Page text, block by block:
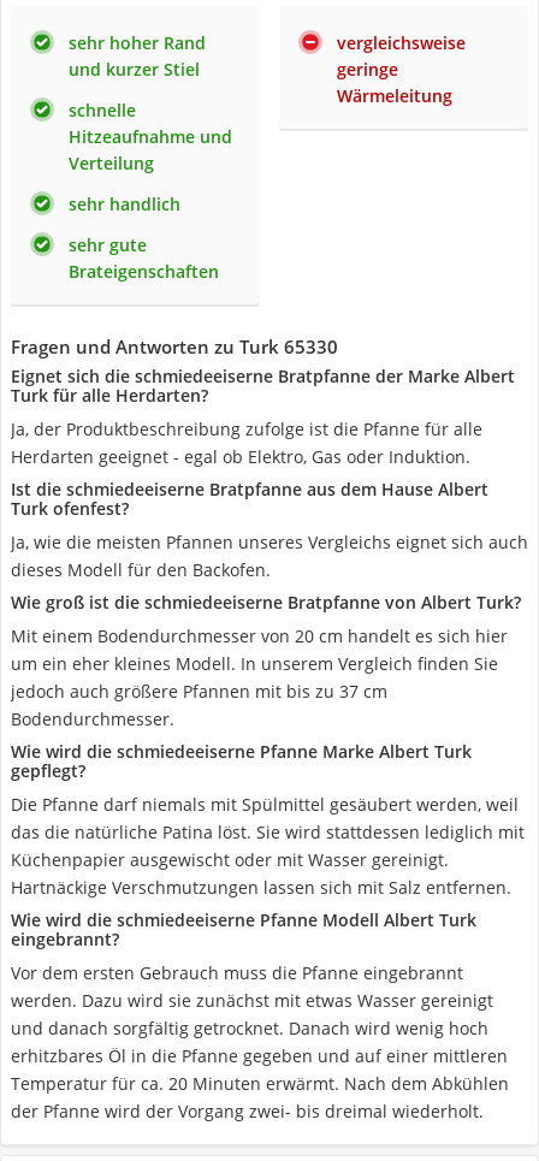
sehr hoher Rand
und kurzer Stiel
schnelle
Hitzeaufnahme und
Verteilung
sehr handlich
sehr gute
Brateigenschaften
vergleichsweise
geringe
Wärmeleitung
Fragen und Antworten zu Turk 65330
Eignet sich die schmiedeeiserne Bratpfanne der Marke Albert
Turk für alle Herdarten?
Ja, der Produktbeschreibung zufolge ist die Pfanne für alle
Herdarten geeignet - egal ob Elektro, Gas oder Induktion.
Ist die schmiedeeiserne Bratpfanne aus dem Hause Albert
Turk ofenfest?
Ja, wie die meisten Pfannen unseres Vergleichs eignet sich auch
dieses Modell für den Backofen.
Wie groß ist die schmiedeeiserne Bratpfanne von Albert Turk?
Mit einem Bodendurchmesser von 20 cm handelt es sich hier
um ein eher kleines Modell. In unserem Vergleich finden Sie
jedoch auch größere Pfannen mit bis zu 37 cm
Bodendurchmesser.
Wie wird die schmiedeeiserne Pfanne Marke Albert Turk
gepflegt?
Die Pfanne darf niemals mit Spülmittel gesäubert werden, weil
das die natürliche Patina löst. Sie wird stattdessen lediglich mit
Küchenpapier ausgewischt oder mit Wasser gereinigt.
Hartnäckige Verschmutzungen lassen sich mit Salz entfernen.
Wie wird die schmiedeeiserne Pfanne Modell Albert Turk
eingebrannt?
Vor dem ersten Gebrauch muss die Pfanne eingebrannt
werden. Dazu wird sie zunächst mit etwas Wasser gereinigt
und danach sorgfältig getrocknet. Danach wird wenig hoch
erhitzbares Öl in die Pfanne gegeben und auf einer mittleren
Temperatur für ca. 20 Minuten erwärmt. Nach dem Abkühlen
der Pfanne wird der Vorgang zwei- bis dreimal wiederholt.